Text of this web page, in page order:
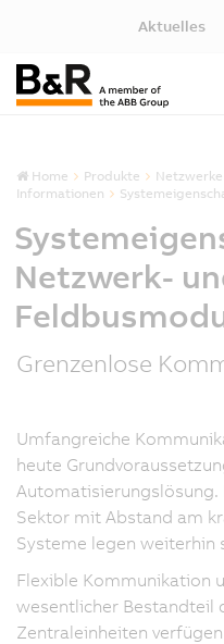
Aktuelles
Home Produkte
Informationen
Netzwerk-
Grenzenlose
Umfangreiche
heute
Sektor mit Abstand am
Systeme legen weiterhin
Flexible Kommunikation
wesentlicher Bestandteil
Zentraleinheiten